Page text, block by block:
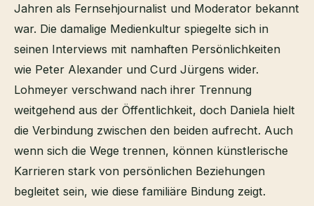
Jahren als Fernsehjournalist und Moderator bekannt
war. Die damalige Medienkultur spiegelte sich in
seinen Interviews mit namhaften Persönlichkeiten
wie Peter Alexander und Curd Jürgens wider.
Lohmeyer verschwand nach ihrer Trennung
weitgehend aus der Öffentlichkeit, doch Daniela hielt
die Verbindung zwischen den beiden aufrecht. Auch
wenn sich die Wege trennen, können künstlerische
Karrieren stark von persönlichen Beziehungen
begleitet sein, wie diese familiäre Bindung zeigt.